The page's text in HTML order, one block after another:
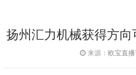
扬州汇力机械获得方
来源： 欧宝直